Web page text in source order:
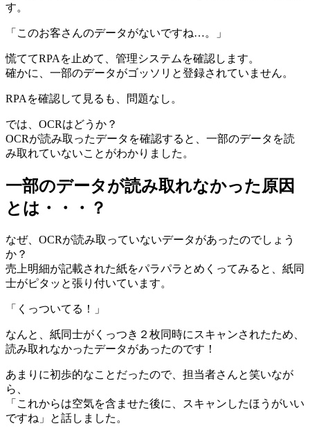
す。
「このお客さんのデータがないですね…。」
慌ててRPAを止めて、管理システムを確認します。
確かに、一部のデータがゴッソリと登録されていません。
RPAを確認して見るも、問題なし。
では、OCRはどうか？
OCRが読み取ったデータを確認すると、一部のデータを読
み取れていないことがわかりました。
一部のデータが読み取れなかった原因
とは・・・？
なぜ、OCRが読み取っていないデータがあったのでしょう
か？
売上明細が記載された紙をパラパラとめくってみると、紙同
士がピタッと張り付いています。
「くっついてる！」
なんと、 紙同士がくっつき２枚同時にスキャンされたため、
読み取れなかったデータがあったのです！
あまりに初歩的なことだったので、担当者さんと笑いなが
ら、
「これからは空気を含ませた後に、スキャンしたほうがいい
ですね」と話しました。